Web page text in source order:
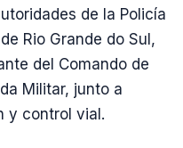
de la Policía
Rio Grande do Sul,
del Comando de
Militar, junto a
y control vial.